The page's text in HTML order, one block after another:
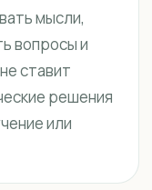
мысли,
вопросы и
ставит
решения
или